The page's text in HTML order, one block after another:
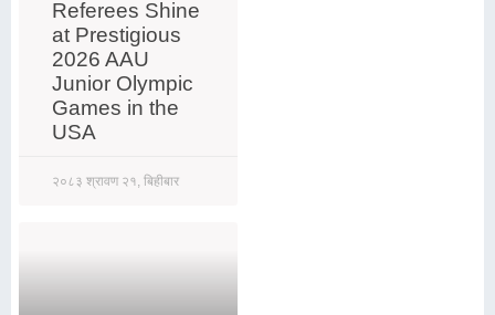
Referees Shine
at Prestigious
2026 AAU
Junior Olympic
Games in the
USA
२०८३ श्रावण २१, बिहीबार